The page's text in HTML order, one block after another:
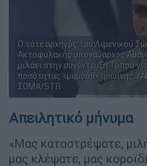
Ο τότε αρχηγός του Λιμενικού
Ακτοφυλακής υποναύαρχος
μιλάει στην συνέντευξη Τύπου
ποσότητας «μαμούθ» ηρωίνης.
ΣΩΜΑ/STR
Απειλητικό μήνυμα
«Μας καταστρέψατε,
μας κλέψατε, μας